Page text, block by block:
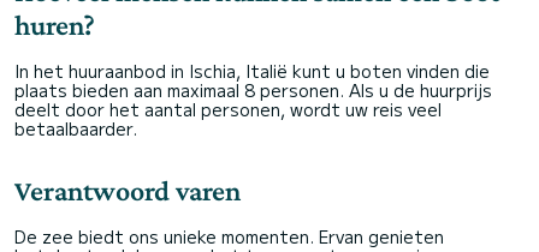
huren?
In het huuraanbod in Ischia, Italië kunt u boten vinden die
plaats bieden aan maximaal 8 personen. Als u de huurprijs
deelt door het aantal personen, wordt uw reis veel
betaalbaarder.
Verantwoord varen
De zee biedt ons unieke momenten. Ervan genieten